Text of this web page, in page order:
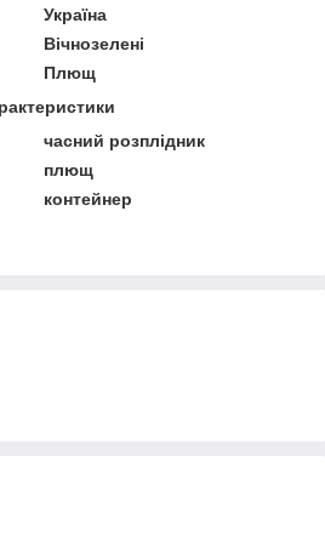
Україна
Вічнозелені
Плющ
часний розплідник
плющ
контейнер